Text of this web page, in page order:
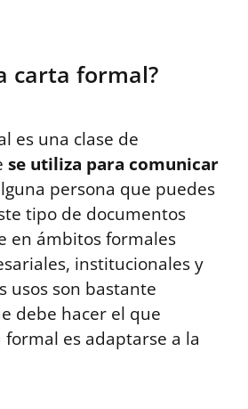
carta formal?
es una clase de
se utiliza para comunicar
persona que puedes
tipo de documentos
en ámbitos formales
institucionales y
usos son bastante
debe hacer el que
es adaptarse a la